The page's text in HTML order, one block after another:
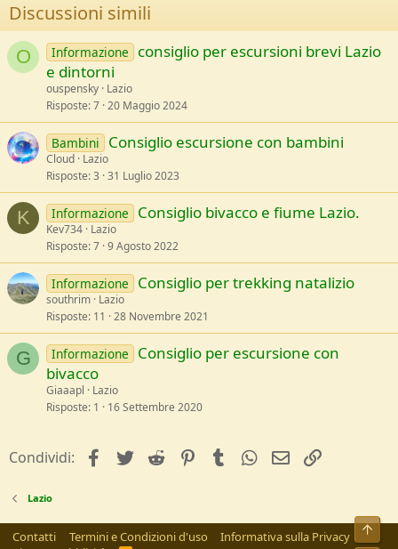
Discussioni simili
O Informazione
consiglio per escursioni brevi Lazio
e dintorni
ouspensky Lazio
Risposte 7 20 Maggio 2024
Bambini Consiglio escursione con bambini
Cloud Lazio
Risposte 3 31 Luglio 2023
K Informazione Consiglio bivacco e fiume Lazio.
Kev734 Lazio
Risposte 7 9 Agosto 2022
Informazione Consiglio per trekking natalizio
southrim Lazio
Risposte 11 28 Novembre 2021
G Informazione
Consiglio per escursione con
bivacco
Giaaapl
Lazio
Risposte 1 16 Settembre 2020
Condividi: facebookTwitterReddit PinterestTumblrWhatsApp
e-mail
Lazio
Contatti Termini e Condizioni d'uso
Informativa sulla Privacy
Alto